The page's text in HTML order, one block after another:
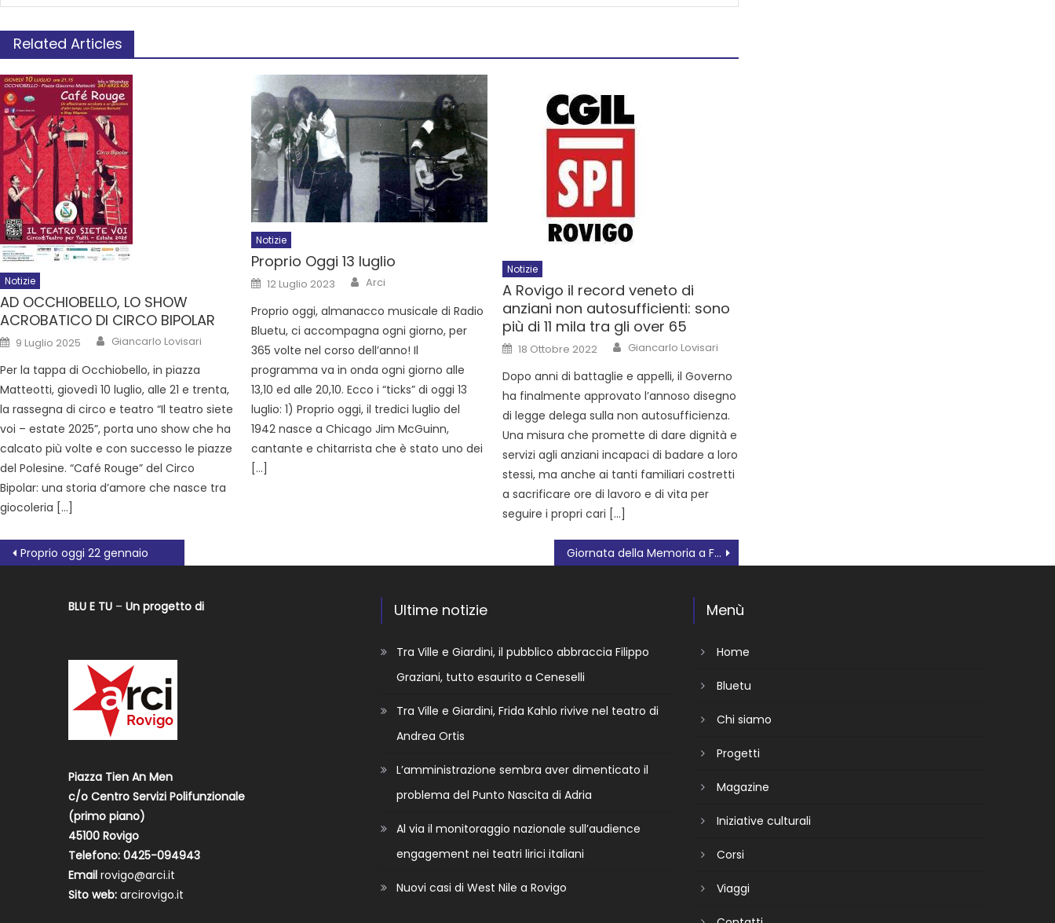
Related Articles
Notizie
AD OCCHIOBELLO, LO SHOW
ACROBATICO DI CIRCO BIPOLAR
9 Luglio 2025 Giancarlo Lovisari
Per la tappa di Occhiobello, in piazza
Matteotti, giovedì 10 luglio, alle 21 e trenta,
la rassegna di circo e teatro “Il teatro siete
voi – estate 2025”, porta uno show che ha
calcato più volte e con successo le piazze
del Polesine. “Café Rouge” del Circo
Bipolar: una storia d’amore che nasce tra
giocoleria […]
Notizie
Proprio Oggi 13 luglio
12 Luglio 2023 Arci
Proprio oggi, almanacco musicale di Radio
Bluetu, ci accompagna ogni giorno, per
365 volte nel corso dell’anno! Il
programma va in onda ogni giorno alle
13,10 ed alle 20,10. Ecco i “ticks” di oggi 13
luglio: 1) Proprio oggi, il tredici luglio del
1942 nasce a Chicago Jim McGuinn,
cantante e chitarrista che è stato uno dei
[…]
Notizie
A Rovigo il record veneto di
anziani non autosufficienti: sono
più di 11 mila tra gli over 65
18 Ottobre 2022 Giancarlo Lovisari
Dopo anni di battaglie e appelli, il Governo
ha finalmente approvato l’annoso disegno
di legge delega sulla non autosufficienza.
Una misura che promette di dare dignità e
servizi agli anziani incapaci di badare a loro
stessi, ma anche ai tanti familiari costretti
a sacrificare ore di lavoro e di vita per
seguire i propri cari […]
Proprio oggi 22 gennaio Giornata della Memoria a Fiesso Umbertiano
BLU E TU –Un progetto di
Piazza Tien An Men
c/o Centro Servizi Polifunzionale
(primo piano)
45100 Rovigo
Telefono: 0425-094943
Emailrovigo@arci.it
Sito web:arcirovigo.it
Ultime notizie
Tra Ville e Giardini, il pubblico abbraccia Filippo
Graziani, tutto esaurito a Ceneselli
Tra Ville e Giardini, Frida Kahlo rivive nel teatro di
Andrea Ortis
L’amministrazione sembra aver dimenticato il
problema del Punto Nascita di Adria
Al via il monitoraggio nazionale sull’audience
engagement nei teatri lirici italiani
Nuovi casi di West Nile a Rovigo
Menù
Home
Bluetu
Chi siamo
Progetti
Magazine
Iniziative culturali
Corsi
Viaggi